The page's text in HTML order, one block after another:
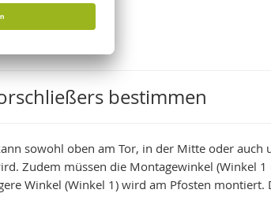
bestimmen
sowohl oben am Tor, in der Mitte oder auch
Zudem müssen die Montagewinkel (Winkel 1
Winkel (Winkel 1) wird am Pfosten montiert.